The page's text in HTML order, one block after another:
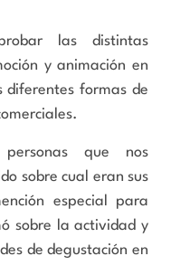
las distintas
y animación en
diferentes formas de
que nos
sobre cual eran sus
especial para
sobre la actividad y
de degustación en